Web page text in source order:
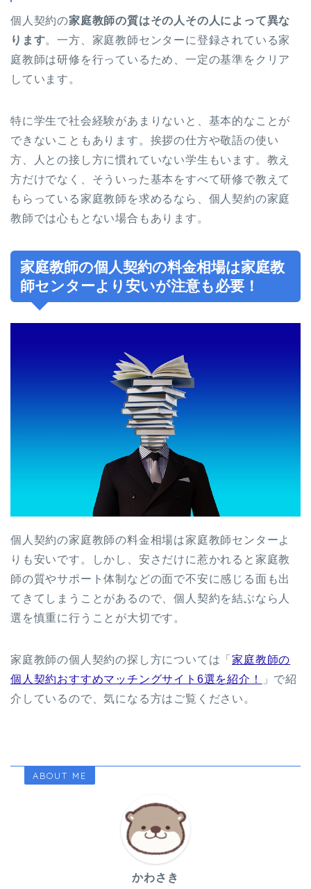
個人契約の家庭教師の質はその人その人によって異な
ります。一方、家庭教師センターに登録されている家
庭教師は研修を行っているため、一定の基準をクリア
しています。
特に学生で社会経験があまりないと、基本的なことが
できないこともあります。挨拶の仕方や敬語の使い
方、人との接し方に慣れていない学生もいます。教え
方だけでなく、そういった基本をすべて研修で教えて
もらっている家庭教師を求めるなら、個人契約の家庭
教師では心もとない場合もあります。
家庭教師の個人契約の料金相場は家庭教
師センターより安いが注意も必要！
個人契約の家庭教師の料金相場は家庭教師センターよ
りも安いです。しかし、安さだけに惹かれると家庭教
師の質やサポート体制などの面で不安に感じる面も出
てきてしまうことがあるので、個人契約を結ぶなら人
選を慎重に行うことが大切です。
家庭教師の個人契約の探し方については「家庭教師の
個人契約おすすめマッチングサイト6選を紹介！
」で紹
介しているので、気になる方はご覧ください。
ABOUT ME
かわさき